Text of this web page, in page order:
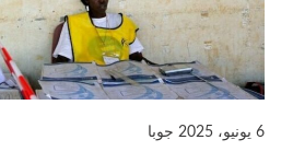
6 يونيو، 2025 جوبا